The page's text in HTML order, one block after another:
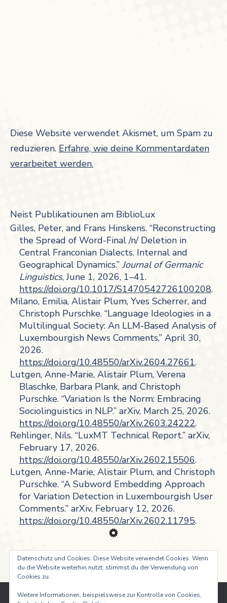
Diese Website verwendet Akismet, um Spam zu
reduzieren. Erfahre, wie deine Kommentardaten
verarbeitet werden.
Neist Publikatiounen am BiblioLux
Gilles, Peter, and Frans Hinskens. “Reconstructing
the Spread of Word-Final /n/ Deletion in
Central Franconian Dialects. Internal and
Geographical Dynamics.” Journal of Germanic
Linguistics, June 1, 2026, 1–41.
https://doi.org/10.1017/S1470542726100208.
Milano, Emilia, Alistair Plum, Yves Scherrer, and
Christoph Purschke. “Language Ideologies in a
Multilingual Society: An LLM-Based Analysis of
Luxembourgish News Comments,” April 30,
2026.
https://doi.org/10.48550/arXiv.2604.27661.
Lutgen, Anne-Marie, Alistair Plum, Verena
Blaschke, Barbara Plank, and Christoph
Purschke. “Variation Is the Norm: Embracing
Sociolinguistics in NLP.” arXiv, March 25, 2026.
https://doi.org/10.48550/arXiv.2603.24222.
Rehlinger, Nils. “LuxMT Technical Report.” arXiv,
February 17, 2026.
https://doi.org/10.48550/arXiv.2602.15506.
Lutgen, Anne-Marie, Alistair Plum, and Christoph
Purschke. “A Subword Embedding Approach
for Variation Detection in Luxembourgish User
Comments.” arXiv, February 12, 2026.
https://doi.org/10.48550/arXiv.2602.11795.
Datenschutz und Cookies: Diese Website verwendet Cookies. Wenn
du die Website weiterhin nutzt, stimmst du der Verwendung von
Cookies zu.
Weitere Informationen, beispielsweise zur Kontrolle von Cookies,